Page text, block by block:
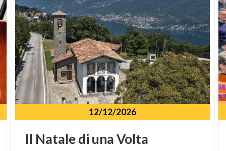
12/12/2026
Il Nataledi unaVolta